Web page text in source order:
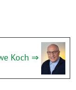
Koch ⇒